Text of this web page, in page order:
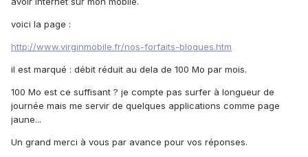
voici la page :
http://www.virginmobile.fr/nos-forfaits-bloques.htm
il est marqué : débit réduit au dela de 100 Mo par mois.
100 Mo est ce suffisant ? je compte pas surfer à longueur de
journée mais me servir de quelques applications comme page
jaune...
Un grand merci à vous par avance pour vos réponses.